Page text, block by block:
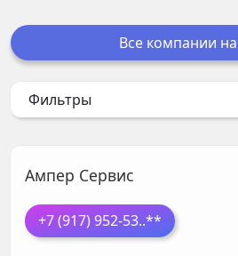
Все компании
Фильтры
Ампер Сервис
+7 (917) 952-53..**